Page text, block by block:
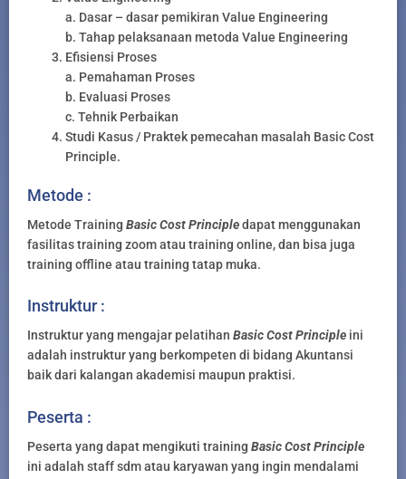
a. Dasar – dasar pemikiran Value Engineering
b. Tahap pelaksanaan metoda Value Engineering
Efisiensi Proses
a. Pemahaman Proses
b. Evaluasi Proses
c. Tehnik Perbaikan
Studi Kasus / Praktek pemecahan masalah Basic Cost
Principle.
Metode :
Metode Training Basic Cost Principledapat menggunakan
fasilitas training zoom atau training online, dan bisa juga
training offline atau training tatap muka.
Instruktur :
Instruktur yang mengajar pelatihan Basic Cost Principle ini
adalah instruktur yang berkompeten di bidang Akuntansi
baik dari kalangan akademisi maupun praktisi.
Peserta :
Peserta yang dapat mengikuti training Basic Cost Principle
ini adalah staff sdm atau karyawan yang ingin mendalami